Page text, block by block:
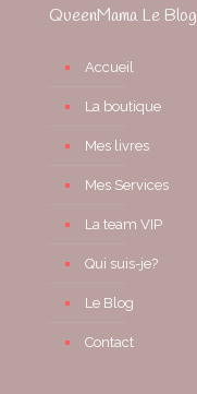
QueenMama Le Blog
Accueil
La boutique
Mes livres
Mes Services
La team VIP
Qui suis-je?
Le Blog
Contact